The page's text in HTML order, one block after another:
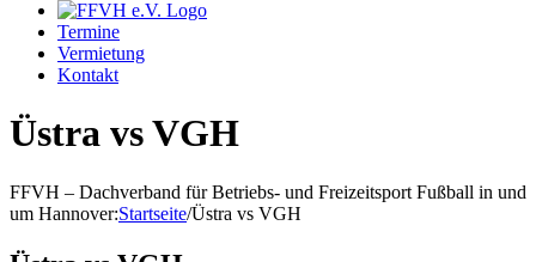
Termine
Vermietung
Kontakt
Üstra vs VGH
FFVH – Dachverband für Betriebs- und Freizeitsport Fußball in und
um Hannover:Startseite/Üstra vs VGH